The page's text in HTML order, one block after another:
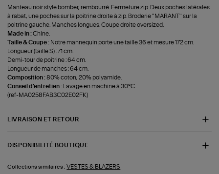
Manteau noir style bomber, rembourré. Fermeture zip. Deux poches latérales
à rabat, une poches sur la poitrine droite à zip. Broderie "MARANT" sur la
poitrine gauche. Manches longues. Coupe droite oversized.
Made in :Chine.
Taille & Coupe : Notre mannequin porte une taille 36 et mesure 172 cm.
Longueur (taille S) : 71 cm.
Demi-tour de poitrine : 64 cm.
Longueur de manches : 64 cm.
Composition :80% coton, 20% polyamide.
Conseil d'entretien :
Lavage en machine à 30°C.
(ref-MA0258FAB3C02E02FK)
LIVRAISON ET RETOUR
DISPONIBILITÉ BOUTIQUE
Collections similaires : VESTES & BLAZERS